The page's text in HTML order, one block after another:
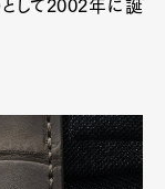
として2002年に誕